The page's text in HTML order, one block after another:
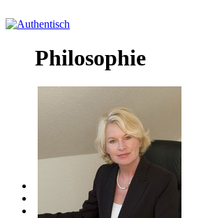
Philosophie